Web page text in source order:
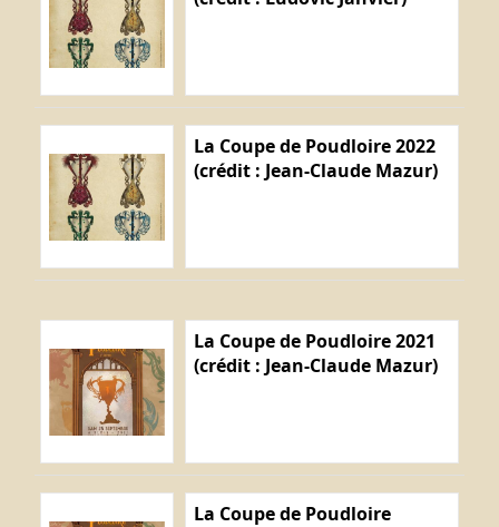
La Coupe de Poudloire 2022
(crédit : Jean-Claude Mazur)
La Coupe de Poudloire 2021
(crédit : Jean-Claude Mazur)
La Coupe de Poudloire